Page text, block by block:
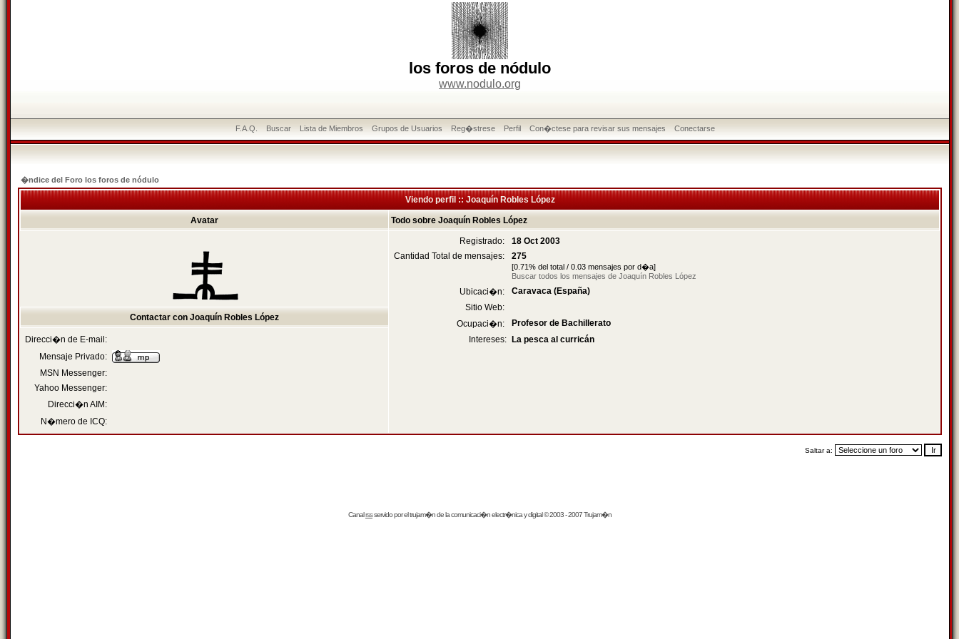
los foros de nódulo
www.nodulo.org
F.A.Q. Buscar Lista de Miembros Grupos de Usuarios Reg�strese Perfil Con�ctese para revisar sus mensajes Conectarse
�ndice del Foro los foros de nódulo
Viendo perfil :: Joaquín Robles López
Avatar Todo sobre Joaquín Robles López
Registrado:
18 Oct 2003
Cantidad Total de mensajes:
275
[0.71% del total / 0.03 mensajes por d�a]
Buscar todos los mensajes de Joaquín Robles López
Ubicaci�n:
Caravaca (España)
Sitio Web:
Ocupaci�n:
Profesor de Bachillerato
Intereses:
La pesca al curricán
Contactar con Joaquín Robles López
Direcci�n de E-mail:
Mensaje Privado:
MSN Messenger:
Yahoo Messenger:
Direcci�n AIM:
N�mero de ICQ:
Saltar a:
Canalrssservido por eltrujam�nde la comunicaci�n electr�nica y digital © 2003 - 2007 Trujam�n